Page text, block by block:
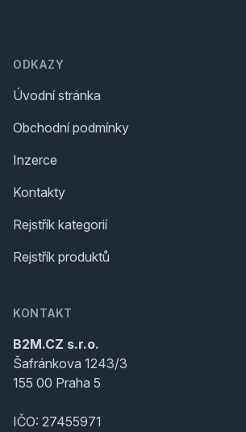
ODKAZY
Úvodní stránka
Obchodní podmínky
Inzerce
Kontakty
Rejstřík kategorií
Rejstřík produktů
KONTAKT
B2M.CZ s.r.o.
Šafránkova 1243/3
155 00 Praha 5
IČO: 27455971